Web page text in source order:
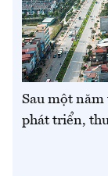
Sau một
phát triển,